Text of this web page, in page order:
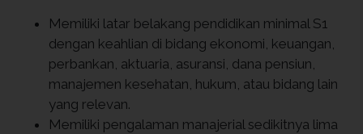
Memiliki latar belakang pendidikan minimal S1
dengan keahlian di bidang ekonomi, keuangan,
perbankan, aktuaria, asuransi, dana pensiun,
manajemen kesehatan, hukum, atau bidang lain
yang relevan.
Memiliki pengalaman manajerial sedikitnya lima